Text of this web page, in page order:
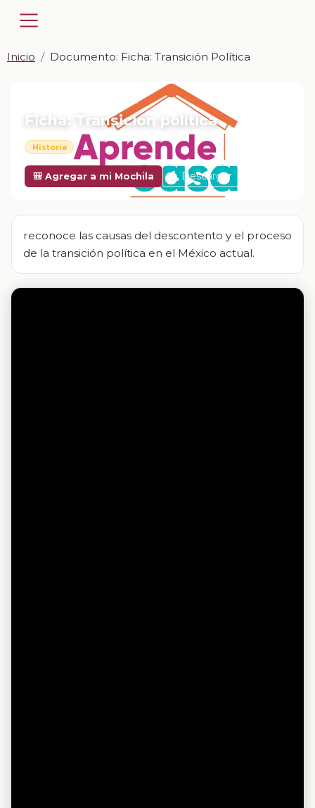
Inicio Documento: Ficha: Transición Política
📎 DOCUMENTO · DOCX
Ficha: Transición política
Historia
🎒 Agregar a mi Mochila Descargar
reconoce las causas del descontento y el proceso
de la transición política en el México actual.